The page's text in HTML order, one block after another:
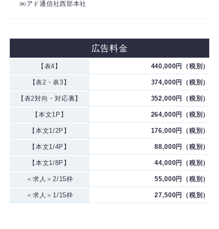
㈱アド通信社西部本社
広告料金
【表4】 440,000円（税別）
【表2・表3】 374,000円（税別）
【表2対向・対応裏】 352,000円（税別）
【本文1P】 264,000円（税別）
【本文1/2P】 176,000円（税別）
【本文1/4P】 88,000円（税別）
【本文1/8P】 44,000円（税別）
＜求人＞2/15枠 55,000円（税別）
＜求人＞1/15枠 27,500円（税別）